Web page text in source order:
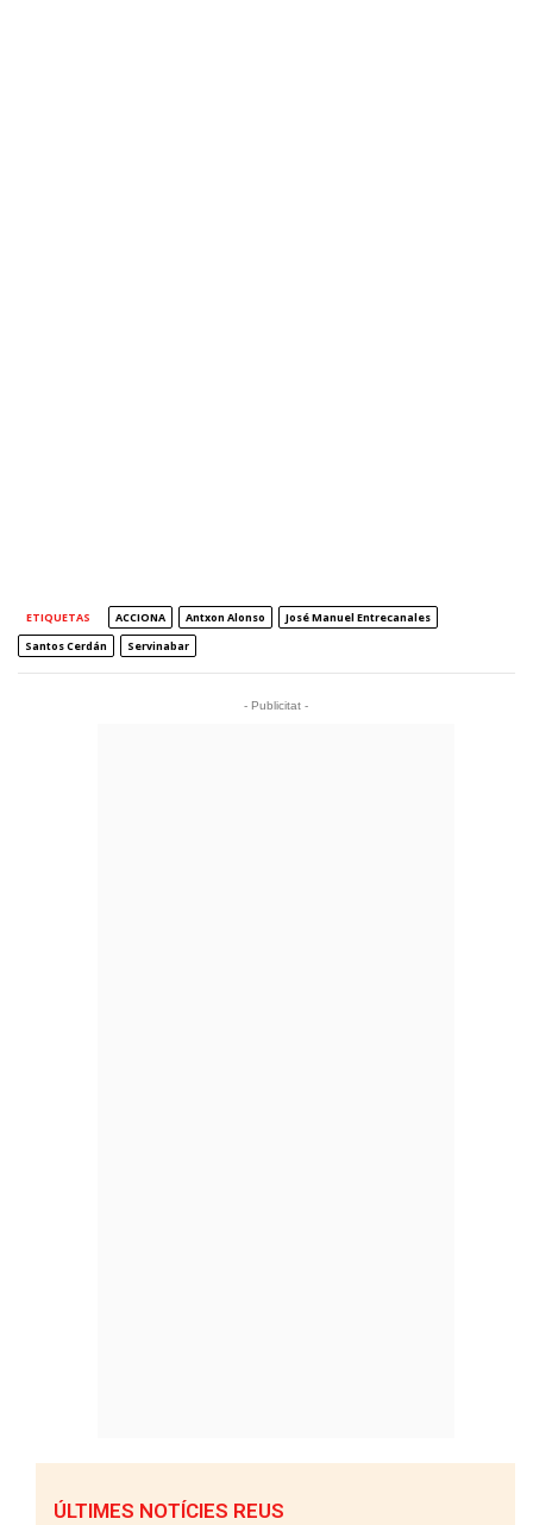
ETIQUETAS ACCIONA Antxon Alonso
José Manuel Entrecanales
Santos Cerdán
Servinabar
- Publicitat -
ÚLTIMES NOTÍCIES REUS